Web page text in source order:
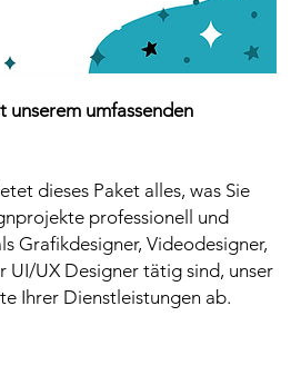
unserem umfassenden
dieses Paket alles, was Sie
professionell und
Grafikdesigner, Videodesigner,
UI/UX Designer tätig sind, unser
Ihrer Dienstleistungen ab.